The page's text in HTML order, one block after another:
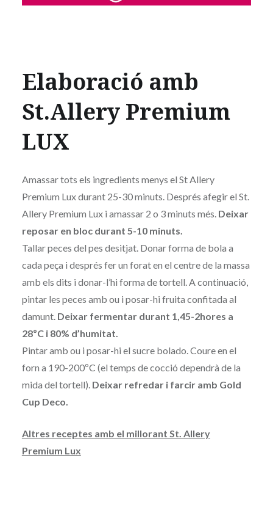
Elaboració amb
St.Allery Premium
LUX
Amassar tots els ingredients menys el St Allery
Premium Lux durant 25-30 minuts. Després afegir el St.
Allery Premium Lux i amassar 2 o 3 minuts més. Deixar
reposar en bloc durant 5-10 minuts.
Tallar peces del pes desitjat. Donar forma de bola a
cada peça i després fer un forat en el centre de la massa
amb els dits i donar-l’hi forma de tortell. A continuació,
pintar les peces amb ou i posar-hi fruita confitada al
damunt. Deixar fermentar durant 1,45-2hores a
28ºC i 80% d’humitat.
Pintar amb ou i posar-hi el sucre bolado. Coure en el
forn a 190-200ºC (el temps de cocció dependrà de la
mida del tortell). Deixar refredar i farcir amb Gold
Cup Deco.
Altres receptes amb el millorant St. Allery
Premium Lux